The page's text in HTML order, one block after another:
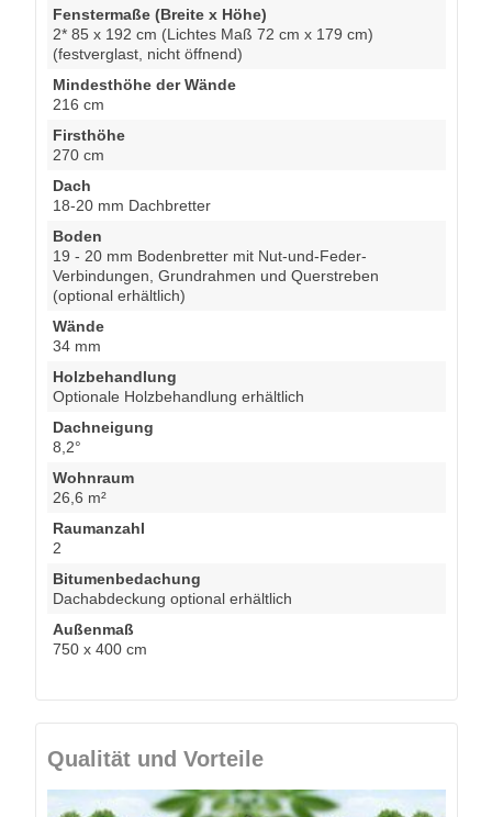
Fenstermaße (Breite x Höhe)
2* 85 x 192 cm (Lichtes Maß 72 cm x 179 cm)
(festverglast, nicht öffnend)
Mindesthöhe der Wände
216 cm
Firsthöhe
270 cm
Dach
18-20 mm Dachbretter
Boden
19 - 20 mm Bodenbretter mit Nut-und-Feder-
Verbindungen, Grundrahmen und Querstreben
(optional erhältlich)
Wände
34 mm
Holzbehandlung
Optionale Holzbehandlung erhältlich
Dachneigung
8,2°
Wohnraum
26,6 m²
Raumanzahl
2
Bitumenbedachung
Dachabdeckung optional erhältlich
Außenmaß
750 x 400 cm
Qualität und Vorteile